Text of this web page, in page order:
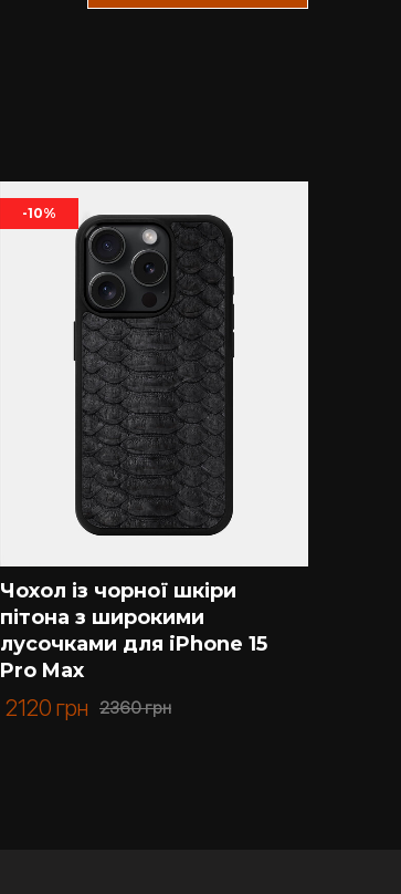
-10%
Чохол із чорної шкіри
пітона з широкими
лусочками для iPhone 15
Pro Max
2360грн
2120 грн